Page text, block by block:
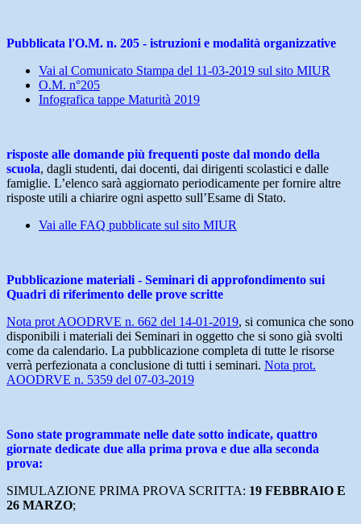
Pubblicata l'O.M. n. 205 - istruzioni e modalità organizzative
Vai al Comunicato Stampa del 11-03-2019 sul sito MIUR
O.M. n°205
Infografica tappe Maturità 2019
risposte alle domande più frequenti poste dal mondo della
scuola, dagli studenti, dai docenti, dai dirigenti scolastici e dalle
famiglie. L’elenco sarà aggiornato periodicamente per fornire altre
risposte utili a chiarire ogni aspetto sull’Esame di Stato.
Vai alle FAQ pubblicate sul sito MIUR
Pubblicazione materiali - Seminari di approfondimento sui
Quadri di riferimento delle prove scritte
Nota prot AOODRVE n. 662 del 14-01-2019, si comunica che sono
disponibili i materiali dei Seminari in oggetto che si sono già svolti
come da calendario. La pubblicazione completa di tutte le risorse
verrà perfezionata a conclusione di tutti i seminari. Nota prot.
AOODRVE n. 5359 del 07-03-2019
Sono state programmate nelle date sotto indicate, quattro
giornate dedicate due alla prima prova e due alla seconda
prova:
SIMULAZIONE PRIMA PROVA SCRITTA: 19 FEBBRAIO E
26 MARZO;